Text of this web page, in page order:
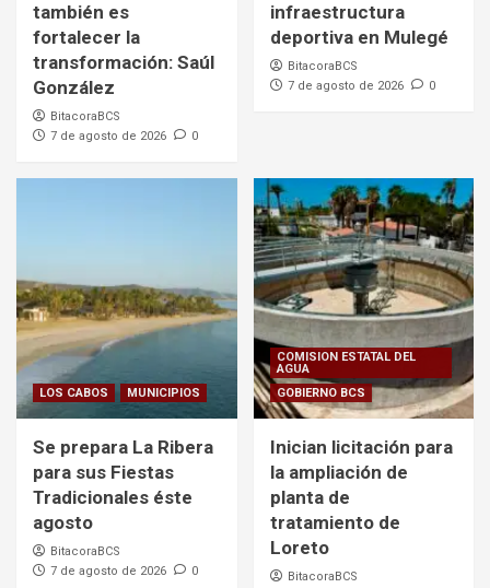
también es
fortalecer la
transformación: Saúl
González
BitacoraBCS
7 de agosto de 2026
0
infraestructura
deportiva en Mulegé
BitacoraBCS
7 de agosto de 2026
0
LOS CABOS MUNICIPIOS
Se prepara La Ribera
para sus Fiestas
Tradicionales éste
agosto
BitacoraBCS
7 de agosto de 2026
0
COMISION ESTATAL DEL
AGUA
GOBIERNO BCS
Inician licitación para
la ampliación de
planta de
tratamiento de
Loreto
BitacoraBCS